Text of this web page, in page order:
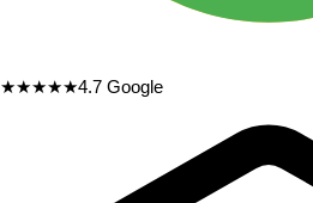
★★★★★4.7 Google